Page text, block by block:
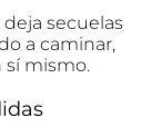
secuelas
a caminar,
sí mismo.